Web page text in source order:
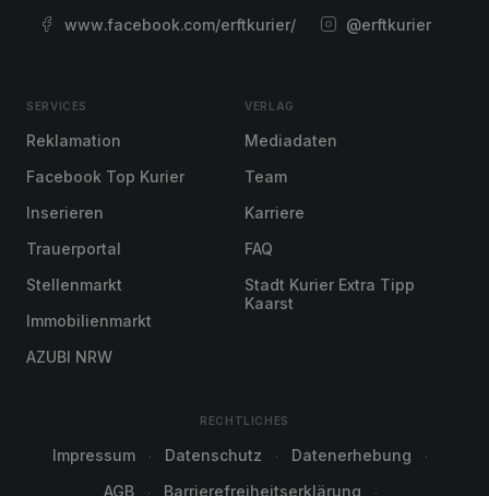
www.facebook.com/erftkurier/ @erftkurier
SERVICES
Reklamation
Facebook Top Kurier
Inserieren
Trauerportal
Stellenmarkt
Immobilienmarkt
AZUBI NRW
VERLAG
Mediadaten
Team
Karriere
FAQ
Stadt Kurier Extra Tipp
Kaarst
RECHTLICHES
Impressum Datenschutz
Datenerhebung
AGB
Barrierefreiheitserklärung